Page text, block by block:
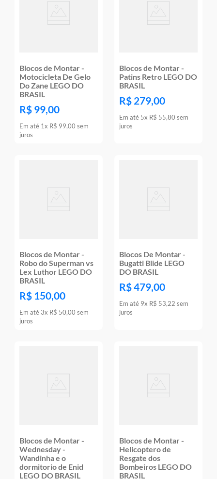
Blocos de Montar -
Motocicleta De Gelo
Do Zane LEGO DO
BRASIL
R$ 99,00
Em até 1x R$ 99,00 sem
juros
Blocos de Montar -
Patins Retro LEGO DO
BRASIL
R$ 279,00
Em até 5x R$ 55,80 sem
juros
Blocos de Montar -
Robo do Superman vs
Lex Luthor LEGO DO
BRASIL
R$ 150,00
Em até 3x R$ 50,00 sem
juros
Blocos De Montar -
Bugatti Blide LEGO
DO BRASIL
R$479,00
Em até 9x R$ 53,22 sem
juros
Blocos de Montar -
Wednesday -
Wandinha e o
dormitorio de Enid
LEGO DO BRASIL
Blocos de Montar -
Helicoptero de
Resgate dos
Bombeiros LEGO DO
BRASIL